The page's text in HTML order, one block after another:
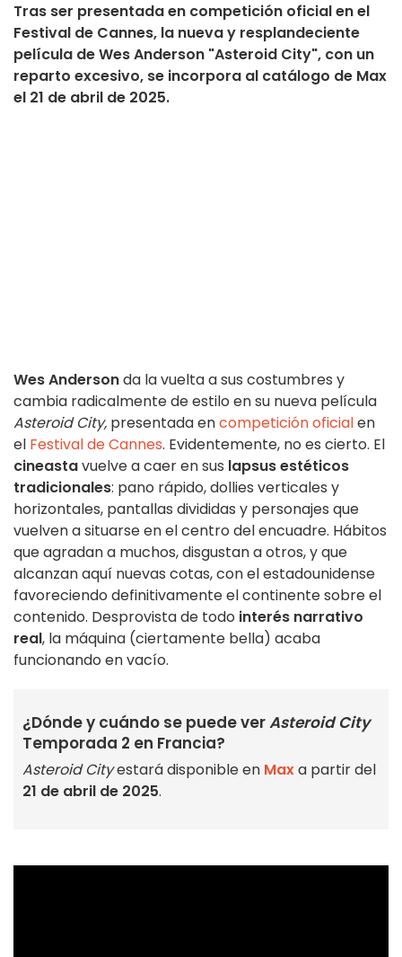
Tras ser presentada en competición oficial en el
Festival de Cannes, la nueva y resplandeciente
película de Wes Anderson "Asteroid City", con un
reparto excesivo, se incorpora al catálogo de Max
el 21 de abril de 2025.
Wes Andersonda la vuelta a sus costumbres y
cambia radicalmente de estilo en su nueva película
Asteroid City, presentada encompetición oficialen
el Festival de Cannes. Evidentemente, no es cierto. El
cineastavuelve a caer en sus lapsus estéticos
tradicionales: pano rápido, dollies verticales y
horizontales, pantallas divididas y personajes que
vuelven a situarse en el centro del encuadre. Hábitos
que agradan a muchos, disgustan a otros, y que
alcanzan aquí nuevas cotas, con el estadounidense
favoreciendo definitivamente el continente sobre el
contenido. Desprovista de todo interés narrativo
real, la máquina (ciertamente bella) acaba
funcionando en vacío.
¿Dónde y cuándo se puede verAsteroid City
Temporada 2 en Francia?
Asteroid Cityestará disponible en Maxa partir del
21 de abril de 2025.